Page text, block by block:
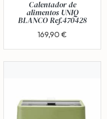
Calentador de
alimentos UNIQ
BLANCO Ref.470428
169,90 €